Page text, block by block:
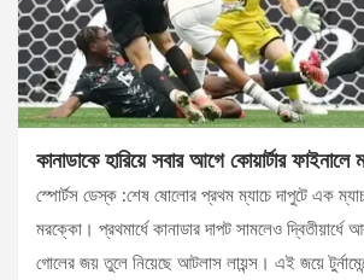
কানাডাকে হারিয়ে সবার আগে কোয়ার্টার
স্পোর্টস ডেস্ক :শেষ ষোলোর প্রথম ম্যাচে দাপুটে এক
মরক্কো। প্রথমার্ধে কানাডার দাপট সামলেও দ্বিতীয়ার্ধে
গোলের জয় তুলে নিয়েছে আটলাস লায়ন্স। এই জয়ে